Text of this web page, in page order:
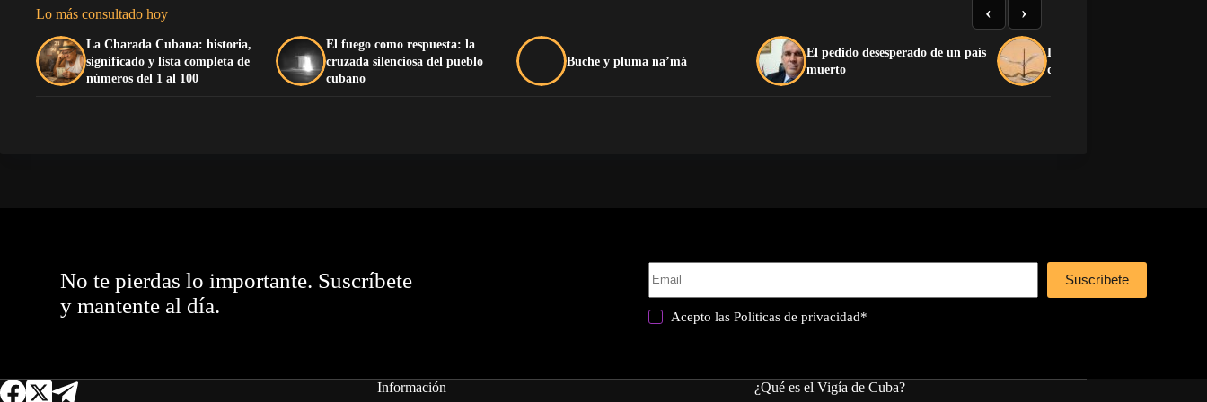
Lo más consultado hoy
La Charada Cubana: historia,
significado y lista completa de
números del 1 al 100
El fuego como respuesta: la
cruzada silenciosa del pueblo
cubano
Buche y pluma na’má
El pedido desesperado de un país
muerto
La crítica que no devora: el
dilema de la oposición
‹ ›
No te pierdas lo importante. Suscríbete
y mantente al día.
Suscríbete
Acepto lasPoliticas de privacidad*
Información ¿Qué es el Vigía de Cuba?